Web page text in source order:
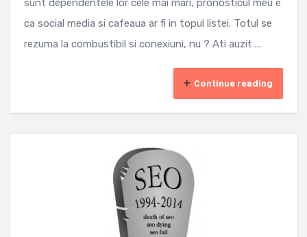
sunt dependentele lor cele mai mari, pronosticul meu e
ca social media si cafeaua ar fi in topul listei. Totul se
rezuma la combustibil si conexiuni, nu ? Ati auzit ...
Continue reading